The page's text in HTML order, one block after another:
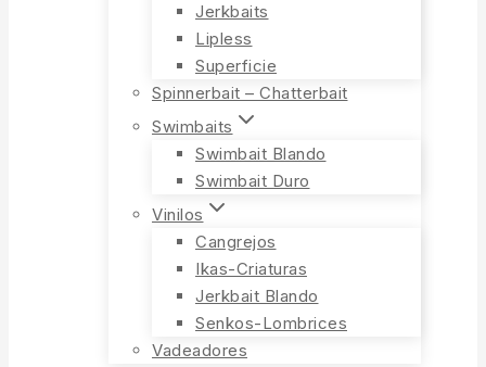
Jerkbaits
Lipless
Superficie
Spinnerbait – Chatterbait
Swimbaits
Swimbait Blando
Swimbait Duro
Vinilos
Cangrejos
Ikas-Criaturas
Jerkbait Blando
Senkos-Lombrices
Vadeadores